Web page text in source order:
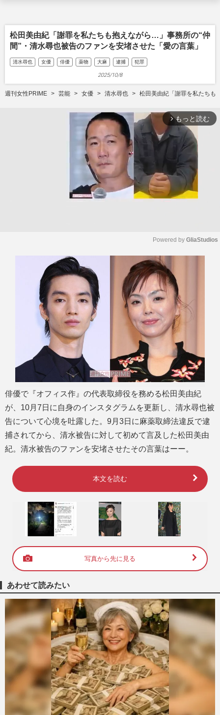
松田美由紀「謝罪を私たちも抱えながら…」事務所の“仲
間”・清水尋也被告のファンを安堵させた「愛の言葉」
清水尋也 女優 俳優 薬物 大麻 逮捕 犯罪
2025/10/8
週刊女性PRIME 芸能 女優 清水尋也 松田美由紀「謝罪を私たちも
arrow_forward_ios もっと読む
Powered by GliaStudios
俳優で『オフィス作』の代表取締役を務める松田美由紀
が、10月7日に自身のインスタグラムを更新し、清水尋也被
告について心境を吐露した。9月3日に麻薬取締法違反で逮
捕されてから、清水被告に対して初めて言及した松田美由
紀。清水被告のファンを安堵させたその言葉はーー。
本文を読む
写真から先に見る
あわせて読みたい